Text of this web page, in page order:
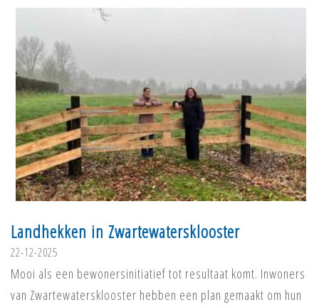
Landhekken in Zwartewatersklooster
22-12-2025
Mooi als een bewonersinitiatief tot resultaat komt. Inwoners
van Zwartewatersklooster hebben een plan gemaakt om hun